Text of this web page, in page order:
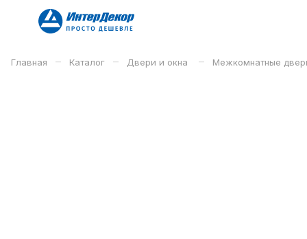
Главная – Каталог – Двери и окна – Межкомнатные